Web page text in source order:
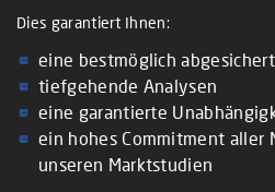
Dies garantiert Ihnen:
eine bestmöglich
tiefgehende Analysen
eine garantierte
ein hohes Commitment aller
unseren Marktstudien